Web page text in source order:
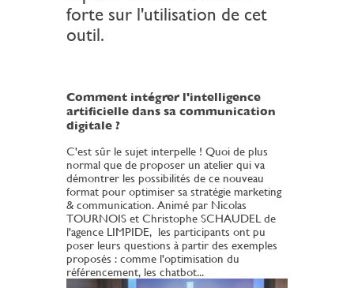
forte sur l'utilisation de cet
outil.
Comment intégrer l'intelligence
artificielle dans sa communication
digitale ?
C'est sûr le sujet interpelle ! Quoi de plus
normal que de proposer un atelier qui va
démontrer les possibilités de ce nouveau
format pour optimiser sa stratégie marketing
& communication. Animé par Nicolas
TOURNOIS et Christophe SCHAUDEL de
l'agence LIMPIDE, les participants ont pu
poser leurs questions à partir des exemples
proposés : comme l'optimisation du
référencement, les chatbot...